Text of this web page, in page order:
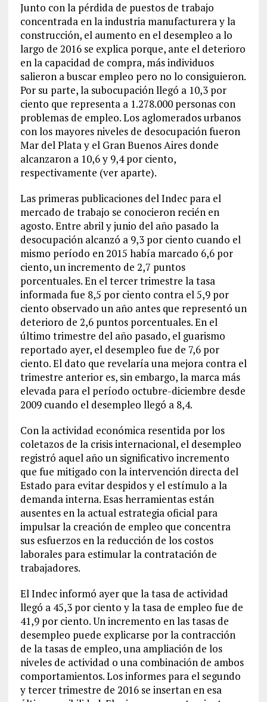
Junto con la pérdida de puestos de trabajo
concentrada en la industria manufacturera y la
construcción, el aumento en el desempleo a lo
largo de 2016 se explica porque, ante el deterioro
en la capacidad de compra, más individuos
salieron a buscar empleo pero no lo consiguieron.
Por su parte, la subocupación llegó a 10,3 por
ciento que representa a 1.278.000 personas con
problemas de empleo. Los aglomerados urbanos
con los mayores niveles de desocupación fueron
Mar del Plata y el Gran Buenos Aires donde
alcanzaron a 10,6 y 9,4 por ciento,
respectivamente (ver aparte).
Las primeras publicaciones del Indec para el
mercado de trabajo se conocieron recién en
agosto. Entre abril y junio del año pasado la
desocupación alcanzó a 9,3 por ciento cuando el
mismo período en 2015 había marcado 6,6 por
ciento, un incremento de 2,7 puntos
porcentuales. En el tercer trimestre la tasa
informada fue 8,5 por ciento contra el 5,9 por
ciento observado un año antes que representó un
deterioro de 2,6 puntos porcentuales. En el
último trimestre del año pasado, el guarismo
reportado ayer, el desempleo fue de 7,6 por
ciento. El dato que revelaría una mejora contra el
trimestre anterior es, sin embargo, la marca más
elevada para el período octubre-diciembre desde
2009 cuando el desempleo llegó a 8,4.
Con la actividad económica resentida por los
coletazos de la crisis internacional, el desempleo
registró aquel año un significativo incremento
que fue mitigado con la intervención directa del
Estado para evitar despidos y el estímulo a la
demanda interna. Esas herramientas están
ausentes en la actual estrategia oficial para
impulsar la creación de empleo que concentra
sus esfuerzos en la reducción de los costos
laborales para estimular la contratación de
trabajadores.
El Indec informó ayer que la tasa de actividad
llegó a 45,3 por ciento y la tasa de empleo fue de
41,9 por ciento. Un incremento en las tasas de
desempleo puede explicarse por la contracción
de la tasas de empleo, una ampliación de los
niveles de actividad o una combinación de ambos
comportamientos. Los informes para el segundo
y tercer trimestre de 2016 se insertan en esa